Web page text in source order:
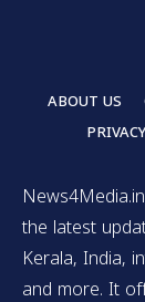
ABOUT US
the latest
Kerala, India,
and more. It